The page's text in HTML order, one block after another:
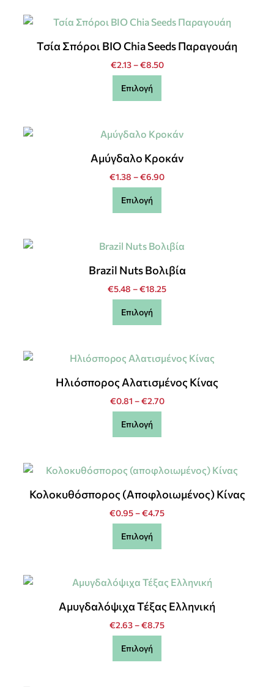
Τσία Σπόροι BIO Chia Seeds Παραγουάη
€2.13 – €8.50
Επιλογή
Αμύγδαλο Κροκάν
€1.38 –€6.90
Επιλογή
Brazil Nuts Βολιβία
€5.48 –€18.25
Επιλογή
Ηλιόσπορος Αλατισμένος Κίνας
€0.81 – €2.70
Επιλογή
Κολοκυθόσπορος (αποφλοιωμένος) Κίνας
€0.95–€4.75
Επιλογή
Αμυγδαλόψιχα Τέξας Ελληνική
€2.63–€8.75
Επιλογή